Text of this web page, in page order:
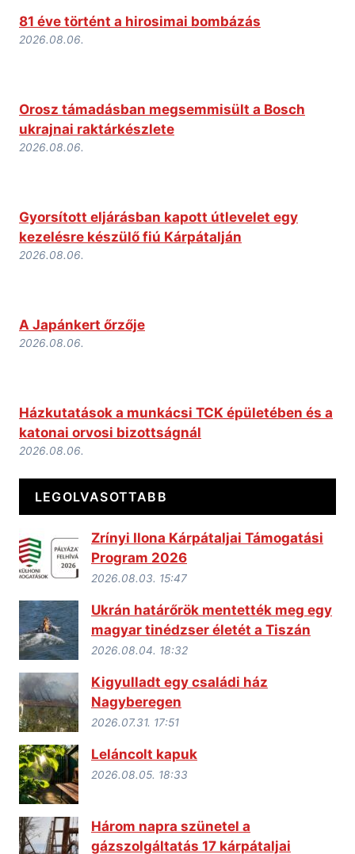
81 éve történt a hirosimai bombázás
2026.08.06.
Orosz támadásban megsemmisült a Bosch
ukrajnai raktárkészlete
2026.08.06.
Gyorsított eljárásban kapott útlevelet egy
kezelésre készülő fiú Kárpátalján
2026.08.06.
A Japánkert őrzője
2026.08.06.
Házkutatások a munkácsi TCK épületében és a
katonai orvosi bizottságnál
2026.08.06.
LEGOLVASOTTABB
Zrínyi Ilona Kárpátaljai Támogatási
Program 2026
2026.08.03. 15:47
Ukrán határőrök mentették meg egy
magyar tinédzser életét a Tiszán
2026.08.04. 18:32
Kigyulladt egy családi ház
Nagyberegen
2026.07.31. 17:51
Leláncolt kapuk
2026.08.05. 18:33
Három napra szünetel a
gázszolgáltatás 17 kárpátaljai